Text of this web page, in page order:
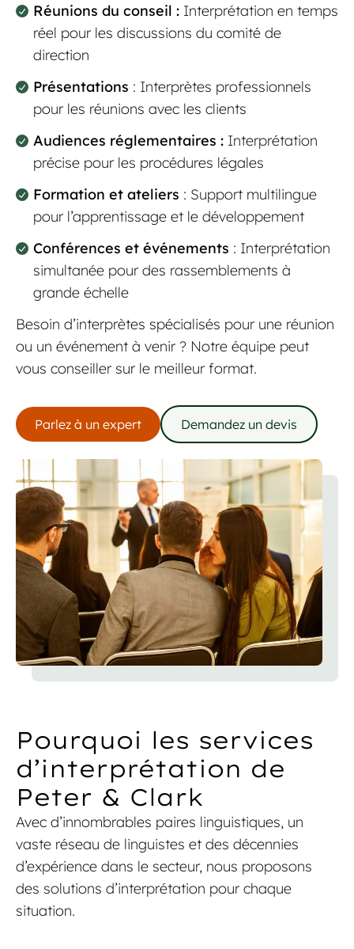
Réunions du conseil : Interprétation en temps
réel pour les discussions du comité de
direction
Présentations : Interprètes professionnels
pour les réunions avec les clients
Audiences réglementaires : Interprétation
précise pour les procédures légales
Formation et ateliers : Support multilingue
pour l’apprentissage et le développement
Conférences et événements : Interprétation
simultanée pour des rassemblements à
grande échelle
Besoin d’interprètes spécialisés pour une réunion
ou un événement à venir ? Notre équipe peut
vous conseiller sur le meilleur format.
Parlez à un expert Demandez un devis
Pourquoi les services
d’interprétation de
Peter & Clark
Avec d’innombrables paires linguistiques, un
vaste réseau de linguistes et des décennies
d’expérience dans le secteur, nous proposons
des solutions d’interprétation pour chaque
situation.